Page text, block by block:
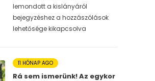
lemondott a kislányáról
bejegyzéshez a hozzászólások
lehetősége kikapcsolva
11 HÓNAP AGO
Rá sem ismerünk! Az egykor